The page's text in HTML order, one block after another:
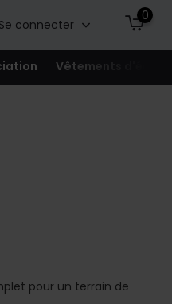
Se connecter
0
Vêtements
pour un terrain de